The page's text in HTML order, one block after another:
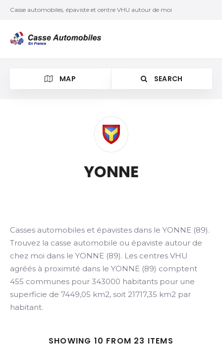
Casse automobiles, épaviste et centre VHU autour de moi
MAP SEARCH
Search
YONNE
Casses automobiles et épavistes dans le YONNE (89).
Trouvez la casse automobile ou épaviste autour de
chez moi dans le YONNE (89). Les centres VHU
agréés à proximité dans le YONNE (89) comptent
455 communes pour 343000 habitants pour une
superficie de 7449,05 km2, soit 21717,35 km2 par
habitant.
SHOWING 10 FROM 23 ITEMS